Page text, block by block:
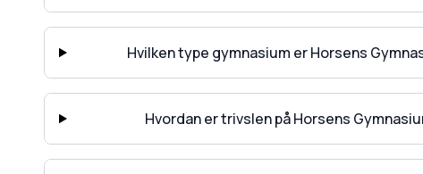
Hvilken type gymnasium er Horsens
Hvordan er trivslen på Horsens